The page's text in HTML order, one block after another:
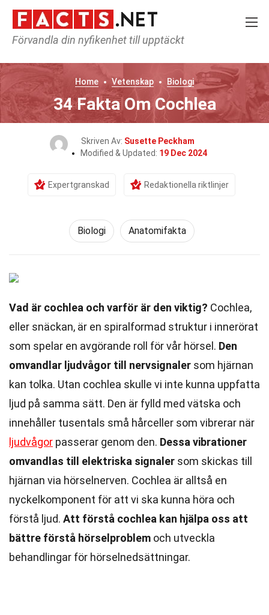
Förvandla din nyfikenhet till upptäckt
Home Vetenskap Biologi
34 Fakta Om Cochlea
Skriven Av: Susette Peckham
Modified & Updated: 19 Dec 2024
Expertgranskad Redaktionella riktlinjer
Biologi Anatomifakta
Vad är cochlea och varför är den viktig? Cochlea,
eller snäckan, är en spiralformad struktur i innerörat
som spelar en avgörande roll för vår hörsel. Den
omvandlar ljudvågor till nervsignaler som hjärnan
kan tolka. Utan cochlea skulle vi inte kunna uppfatta
ljud på samma sätt. Den är fylld med vätska och
innehåller tusentals små hårceller som vibrerar när
ljudvågor passerar genom den. Dessa vibrationer
omvandlas till elektriska signaler som skickas till
hjärnan via hörselnerven. Cochlea är alltså en
nyckelkomponent för att vi ska kunna höra och
förstå ljud. Att förstå cochlea kan hjälpa oss att
bättre förstå hörselproblem och utveckla
behandlingar för hörselnedsättningar.